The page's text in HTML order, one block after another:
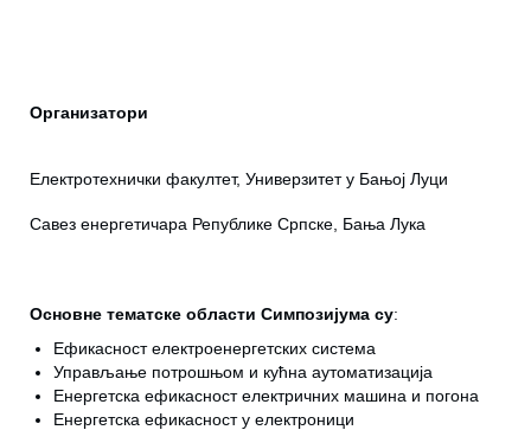
Oрганизатори
Електротехнички факултет, Универзитет у Бањој Луци
Савез енергетичара Републике Српске, Бања Лука
Основне тематске области Симпозијума су:
Ефикасност електроенергетских система
Управљање потрошњом и кућна аутоматизација
Енергетска ефикасност електричних машина и погона
Енергетска ефикасност у електроници